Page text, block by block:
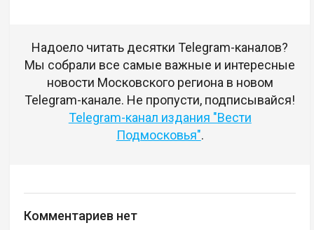
Надоело читать десятки Telegram-каналов?
Мы собрали все самые важные и интересные
новости Московского региона в новом
Telegram-канале. Не пропусти, подписывайся!
Telegram-канал издания "Вести
Подмосковья".
Комментариев нет